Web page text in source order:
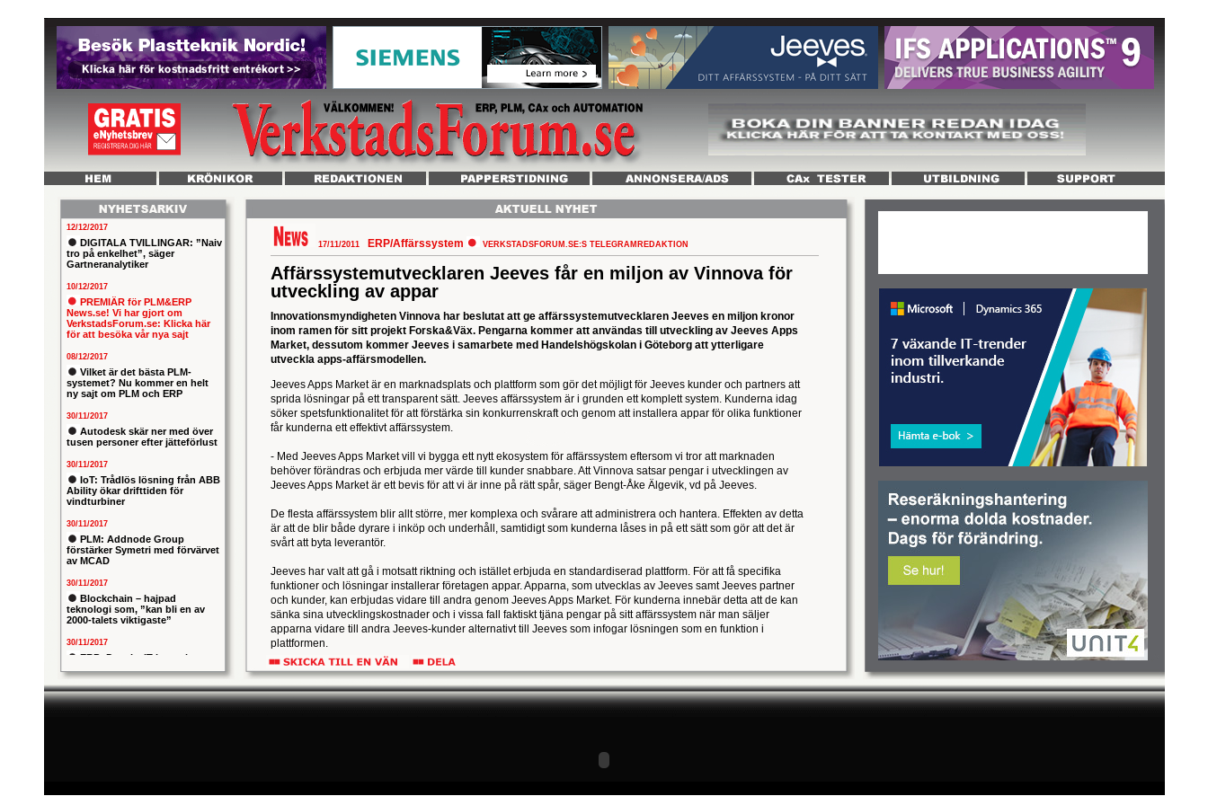
12/12/2017
DIGITALA TVILLINGAR: ”Naiv
tro på enkelhet”, säger
Gartneranalytiker
10/12/2017
PREMIÄR för PLM&ERP
News.se! Vi har gjort om
VerkstadsForum.se: Klicka här
för att besöka vår nya sajt
08/12/2017
Vilket är det bästa PLM-
systemet? Nu kommer en helt
ny sajt om PLM och ERP
30/11/2017
Autodesk skär ner med över
tusen personer efter jätteförlust
30/11/2017
IoT: Trådlös lösning från ABB
Ability ökar drifttiden för
vindturbiner
30/11/2017
PLM: Addnode Group
förstärker Symetri med förvärvet
av MCAD
30/11/2017
Blockchain – hajpad
teknologi som, ”kan bli en av
2000-talets viktigaste”
30/11/2017
ERP: Danska IT-konsulten
svenska iStone
30/11/2017
Capgemeni tar över
17/11/2011 ERP/Affärssystem VERKSTADSFORUM.SE:S TELEGRAMREDAKTION
Affärssystemutvecklaren Jeeves får en miljon av Vinnova för
utveckling av appar
Innovationsmyndigheten Vinnova har beslutat att ge affärssystemutvecklaren Jeeves en miljon kronor
inom ramen för sitt projekt Forska&Väx. Pengarna kommer att användas till utveckling av Jeeves Apps
Market, dessutom kommer Jeeves i samarbete med Handelshögskolan i Göteborg att ytterligare
utveckla apps-affärsmodellen.
Jeeves Apps Market är en marknadsplats och plattform som gör det möjligt för Jeeves kunder och partners att
sprida lösningar på ett transparent sätt. Jeeves affärssystem är i grunden ett komplett system. Kunderna idag
söker spetsfunktionalitet för att förstärka sin konkurrenskraft och genom att installera appar för olika funktioner
får kunderna ett effektivt affärssystem.
- Med Jeeves Apps Market vill vi bygga ett nytt ekosystem för affärssystem eftersom vi tror att marknaden
behöver förändras och erbjuda mer värde till kunder snabbare. Att Vinnova satsar pengar i utvecklingen av
Jeeves Apps Market är ett bevis för att vi är inne på rätt spår, säger Bengt-Åke Älgevik, vd på Jeeves.
De flesta affärssystem blir allt större, mer komplexa och svårare att administrera och hantera. Effekten av detta
är att de blir både dyrare i inköp och underhåll, samtidigt som kunderna låses in på ett sätt som gör att det är
svårt att byta leverantör.
Jeeves har valt att gå i motsatt riktning och istället erbjuda en standardiserad plattform. För att få specifika
funktioner och lösningar installerar företagen appar. Apparna, som utvecklas av Jeeves samt Jeeves partner
och kunder, kan erbjudas vidare till andra genom Jeeves Apps Market. För kunderna innebär detta att de kan
sänka sina utvecklingskostnader och i vissa fall faktiskt tjäna pengar på sitt affärssystem när man säljer
apparna vidare till andra Jeeves-kunder alternativt till Jeeves som infogar lösningen som en funktion i
plattformen.
- Bra generella idéer eller appar som våra kunder eller partners tagit fram kan mycket väl bli standard i vår
plattform. För kunderna erbjuder Jeeves en mycket attraktiv möjlighet att få ett fantastiskt affärssystem till en
lägre kostnad, säger Bengt-Åke Älgevik.